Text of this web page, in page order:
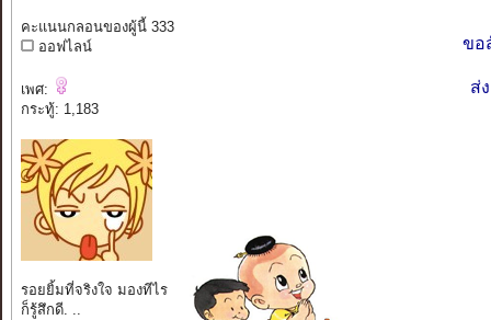
คะแนนกลอนของผู้นี้ 333
ออฟไลน์
เพศ:
กระทู้: 1,183
รอยยิ้มที่จริงใจ มองทีไร
ก็รู้สึกดี. ..
ขอ
ส่